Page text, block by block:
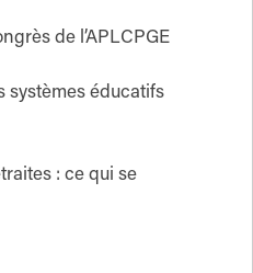
de l’APLCPGE
systèmes éducatifs
: ce qui se